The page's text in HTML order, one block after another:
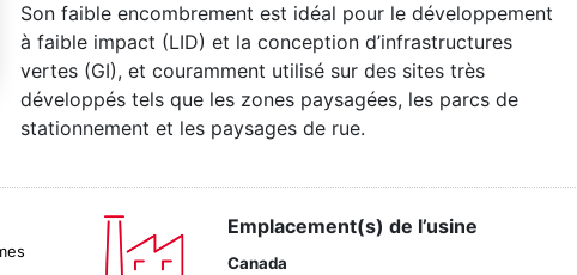
Son faible encombrement est idéal pour le développement
à faible impact (LID) et la conception d’infrastructures
vertes (GI), et couramment utilisé sur des sites très
développés tels que les zones paysagées, les parcs de
stationnement et les paysages de rue.
Emplacement(s) de l’usine
Canada